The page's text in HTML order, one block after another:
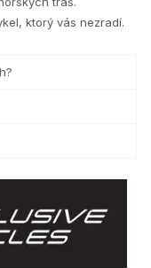
ktorý vás nezradí.